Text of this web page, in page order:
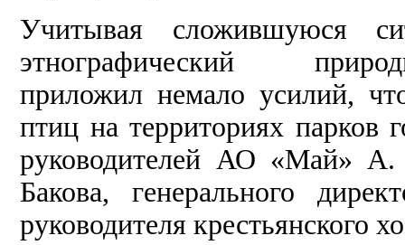
Учитывая сложившуюся
этнографический
приложил немало усилий,
птиц на территориях парков
руководителей АО «Май»
Бакова, генерального
руководителя крестьянского